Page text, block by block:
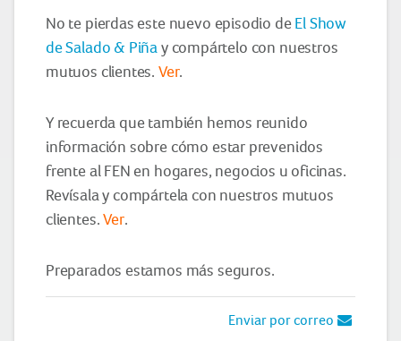
No te pierdas este nuevo episodio de El Show
de Salado & Piña y compártelo con nuestros
mutuos clientes. Ver.
Y recuerda que también hemos reunido
información sobre cómo estar prevenidos
frente al FEN en hogares, negocios u oficinas.
Revísala y compártela con nuestros mutuos
clientes.Ver.
Preparados estamos más seguros.
Enviar por correo